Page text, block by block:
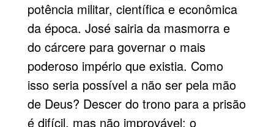
potência militar, científica e econômica
da época. José sairia da masmorra e
do cárcere para governar o mais
poderoso império que existia. Como
isso seria possível a não ser pela mão
de Deus? Descer do trono para a pri­são
é difícil, mas não improvável; o